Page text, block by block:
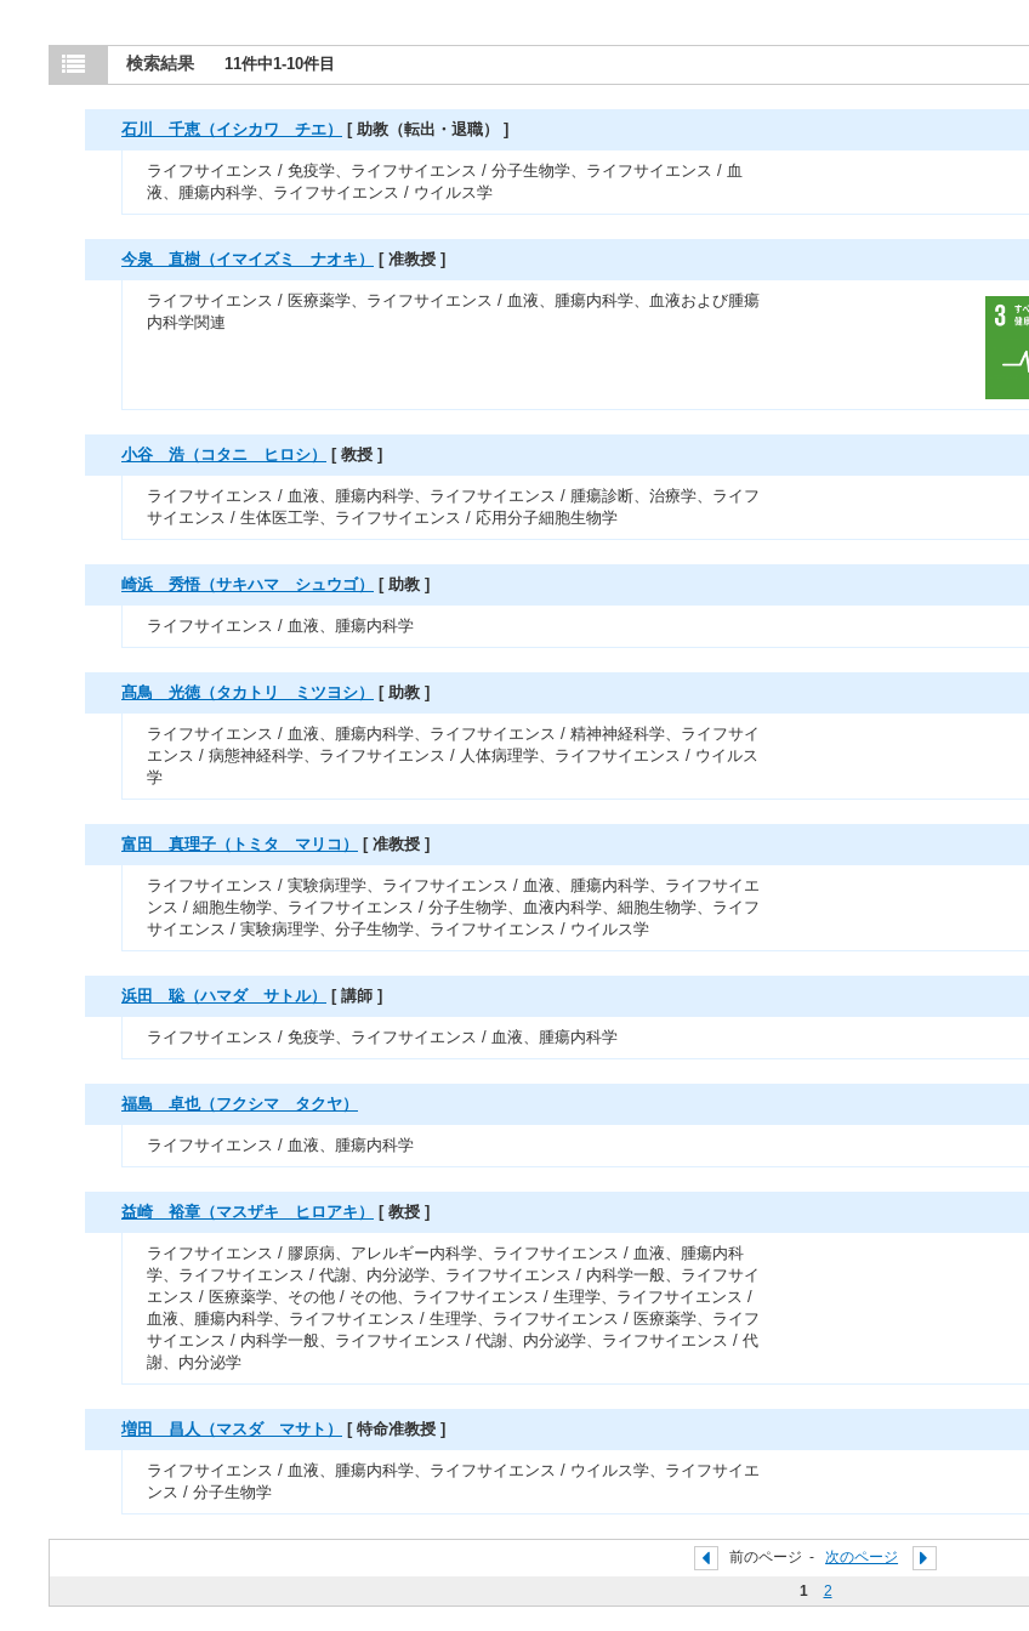
検索結果 11件中1-10件目
石川 千恵（イシカワ チエ） [ 助教（転出・退職） ]
ライフサイエンス / 免疫学、ライフサイエンス / 分子生物学、ライフサイエンス / 血
液、腫瘍内科学、ライフサイエンス / ウイルス学
今泉 直樹（イマイズミ ナオキ） [ 准教授 ]
ライフサイエンス / 医療薬学、ライフサイエンス / 血液、腫瘍内科学、血液および腫瘍
内科学関連
小谷 浩（コタニ ヒロシ） [ 教授 ]
ライフサイエンス / 血液、腫瘍内科学、ライフサイエンス / 腫瘍診断、治療学、ライフ
サイエンス / 生体医工学、ライフサイエンス / 応用分子細胞生物学
崎浜 秀悟（サキハマ シュウゴ） [ 助教 ]
ライフサイエンス / 血液、腫瘍内科学
髙鳥 光徳（タカトリ ミツヨシ） [ 助教 ]
ライフサイエンス / 血液、腫瘍内科学、ライフサイエンス / 精神神経科学、ライフサイ
エンス / 病態神経科学、ライフサイエンス / 人体病理学、ライフサイエンス / ウイルス
学
富田 真理子（トミタ マリコ） [ 准教授 ]
ライフサイエンス / 実験病理学、ライフサイエンス / 血液、腫瘍内科学、ライフサイエ
ンス / 細胞生物学、ライフサイエンス / 分子生物学、血液内科学、細胞生物学、ライフ
サイエンス / 実験病理学、分子生物学、ライフサイエンス / ウイルス学
浜田 聡（ハマダ サトル） [ 講師 ]
ライフサイエンス / 免疫学、ライフサイエンス / 血液、腫瘍内科学
福島 卓也（フクシマ タクヤ）
ライフサイエンス / 血液、腫瘍内科学
益崎 裕章（マスザキ ヒロアキ） [ 教授 ]
ライフサイエンス / 膠原病、アレルギー内科学、ライフサイエンス / 血液、腫瘍内科
学、ライフサイエンス / 代謝、内分泌学、ライフサイエンス / 内科学一般、ライフサイ
エンス / 医療薬学、その他 / その他、ライフサイエンス / 生理学、ライフサイエンス /
血液、腫瘍内科学、ライフサイエンス / 生理学、ライフサイエンス / 医療薬学、ライフ
サイエンス / 内科学一般、ライフサイエンス / 代謝、内分泌学、ライフサイエンス / 代
謝、内分泌学
増田 昌人（マスダ マサト） [ 特命准教授 ]
ライフサイエンス / 血液、腫瘍内科学、ライフサイエンス / ウイルス学、ライフサイエ
ンス / 分子生物学
前のページ -
次のページ
1
2